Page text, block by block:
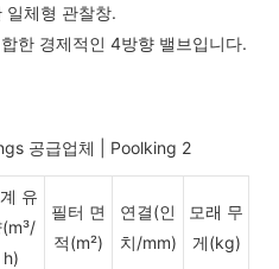
일체형 관찰창.
한 경제적인 4방향 밸브입니다.
유
h)
필터 면
적(m²)
연결(인
치/mm)
모래 무
게(kg)